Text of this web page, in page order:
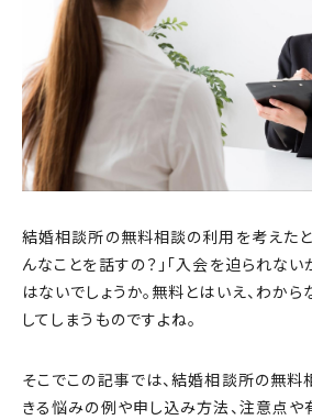
結婚相談所の無料相談の利用を考えた
んなことを話すの？」「入会を迫られない
はないでしょうか。無料とはいえ、わか
してしまうものですよね。
そこでこの記事では、結婚相談所の無料
きる悩みの例や申し込み方法、注意点や